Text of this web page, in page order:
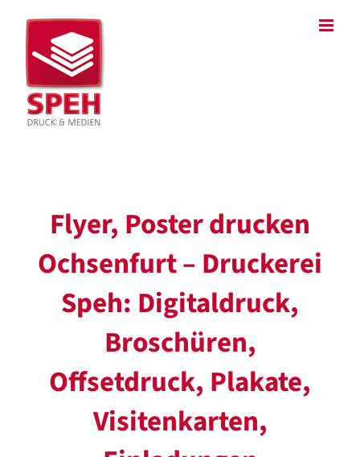
Inhalt
springen
Flyer, Poster drucken
Ochsenfurt – Druckerei
Speh: Digitaldruck,
Broschüren,
Offsetdruck, Plakate,
Visitenkarten,